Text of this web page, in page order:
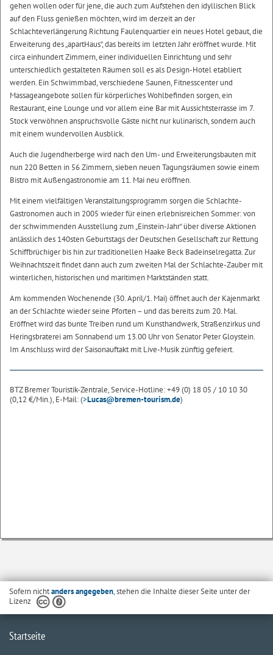
gehen wollen oder für jene, die auch zum Aufstehen den idyllischen Blick
auf den Fluss genießen möchten, wird im derzeit an der
Schlachteverlängerung Richtung Faulenquartier ein neues Hotel gebaut, die
Erweiterung des „apartHaus“, das bereits im letzten Jahr eröffnet wurde. Mit
circa einhundert Zimmern, einer individuellen Einrichtung und sehr
unterschiedlich gestalteten Räumen soll es als Design-Hotel etabliert
werden. Ein Schwimmbad, verschiedene Saunen, Fitnesscenter und
Massageangebote sollen für körperliches Wohlbefinden sorgen, ein
Restaurant, eine Lounge und vor allem eine Bar mit Aussichtsterrasse im 7.
Stock verwöhnen anspruchsvolle Gäste nicht nur kulinarisch, sondern auch
mit einem wundervollen Ausblick.
Auch die Jugendherberge wird nach den Um- und Erweiterungsbauten mit
nun 220 Betten in 56 Zimmern, sieben neuen Tagungsräumen sowie einem
Bistro mit Außengastronomie am 11. Mai neu eröffnen.
Mit einem vielfältigen Veranstaltungsprogramm sorgen die Schlachte-
Gastronomen auch in 2005 wieder für einen erlebnisreichen Sommer: von
der schwimmenden Ausstellung zum „Einstein-Jahr“ über diverse Aktionen
anlässlich des 140sten Geburtstags der Deutschen Gesellschaft zur Rettung
Schiffbrüchiger bis hin zur traditionellen Haake Beck Badeinselregatta. Zur
Weihnachtszeit findet dann auch zum zweiten Mal der Schlachte-Zauber mit
winterlichen, historischen und maritimen Marktständen statt.
Am kommenden Wochenende (30. April/1. Mai) öffnet auch der Kajenmarkt
an der Schlachte wieder seine Pforten – und das bereits zum 20. Mal.
Eröffnet wird das bunte Treiben rund um Kunsthandwerk, Straßenzirkus und
Heringsbraterei am Sonnabend um 13.00 Uhr von Senator Peter Gloystein.
Im Anschluss wird der Saisonauftakt mit Live-Musik zünftig gefeiert.
BTZ Bremer Touristik-Zentrale, Service-Hotline: +49 (0) 18 05 / 10 10 30
(0,12 €/Min.), E-Mail: (>Lucas@bremen-tourism.de)
Sofern nichtanders angegeben, stehen die Inhalte dieser Seite unter der
Lizenz
Startseite